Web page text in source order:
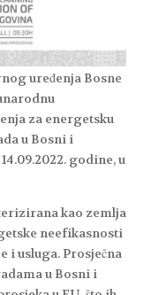
uređenja Bosne
za energetsku
u Bosni i
godine, u
kao zemlja
neefikasnosti
i usluga. Prosječna
u Bosni i